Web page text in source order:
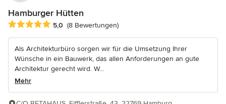
Hamburger Hütten
Durchschnittliche Bewertung: 5 von 5 Sternen
5,0 (8 Bewertungen)
Als Architekturbüro sorgen wir für die Umsetzung Ihrer
Wünsche in ein Bauwerk, das allen Anforderungen an gute
Architektur gerecht wird. W...
Mehr